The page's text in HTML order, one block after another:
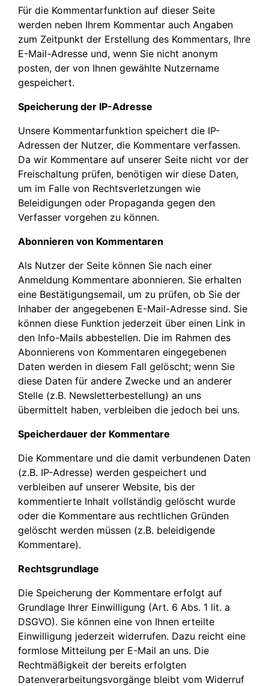
Für die Kommentarfunktion auf dieser Seite
werden neben Ihrem Kommentar auch Angaben
zum Zeitpunkt der Erstellung des Kommentars, Ihre
E-Mail-Adresse und, wenn Sie nicht anonym
posten, der von Ihnen gewählte Nutzername
gespeichert.
Speicherung der IP-Adresse
Unsere Kommentarfunktion speichert die IP-
Adressen der Nutzer, die Kommentare verfassen.
Da wir Kommentare auf unserer Seite nicht vor der
Freischaltung prüfen, benötigen wir diese Daten,
um im Falle von Rechtsverletzungen wie
Beleidigungen oder Propaganda gegen den
Verfasser vorgehen zu können.
Abonnieren von Kommentaren
Als Nutzer der Seite können Sie nach einer
Anmeldung Kommentare abonnieren. Sie erhalten
eine Bestätigungsemail, um zu prüfen, ob Sie der
Inhaber der angegebenen E-Mail-Adresse sind. Sie
können diese Funktion jederzeit über einen Link in
den Info-Mails abbestellen. Die im Rahmen des
Abonnierens von Kommentaren eingegebenen
Daten werden in diesem Fall gelöscht; wenn Sie
diese Daten für andere Zwecke und an anderer
Stelle (z.B. Newsletterbestellung) an uns
übermittelt haben, verbleiben die jedoch bei uns.
Speicherdauer der Kommentare
Die Kommentare und die damit verbundenen Daten
(z.B. IP-Adresse) werden gespeichert und
verbleiben auf unserer Website, bis der
kommentierte Inhalt vollständig gelöscht wurde
oder die Kommentare aus rechtlichen Gründen
gelöscht werden müssen (z.B. beleidigende
Kommentare).
Rechtsgrundlage
Die Speicherung der Kommentare erfolgt auf
Grundlage Ihrer Einwilligung (Art. 6 Abs. 1 lit. a
DSGVO). Sie können eine von Ihnen erteilte
Einwilligung jederzeit widerrufen. Dazu reicht eine
formlose Mitteilung per E-Mail an uns. Die
Rechtmäßigkeit der bereits erfolgten
Datenverarbeitungsvorgänge bleibt vom Widerruf